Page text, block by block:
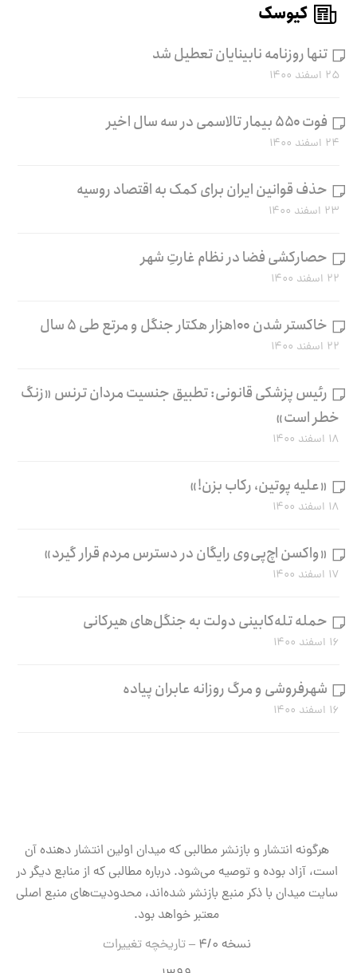
کیوسک
تنها روزنامه نابینایان تعطیل شد
۲۵ اسفند ۱۴۰۰
فوت ۵۵۰ بیمار تالاسمی در سه سال اخیر
۲۴ اسفند ۱۴۰۰
حذف قوانین ایران برای کمک به اقتصاد روسیه
۲۳ اسفند ۱۴۰۰
حصارکشی فضا در نظام غارتِ شهر
۲۲ اسفند ۱۴۰۰
خاکستر شدن ۱۰۰هزار هکتار جنگل و مرتع طی ۵ سال
۲۲ اسفند ۱۴۰۰
رئیس پزشکی قانونی: تطبیق جنسیت مردان ترنس «زنگ
خطر است»
۱۸ اسفند ۱۴۰۰
«علیه پوتین، رکاب بزن!»
۱۸ اسفند ۱۴۰۰
«واکسن اچ‌پی‌وی رایگان در دسترس مردم قرار گیرد»
۱۷ اسفند ۱۴۰۰
حمله تله‌کابینی دولت به جنگل‌های هیرکانی
۱۶ اسفند ۱۴۰۰
شهرفروشی و مرگ روزانه عابران پیاده
۱۶ اسفند ۱۴۰۰
هرگونه انتشار و بازنشر مطالبی که میدان اولین انتشار دهنده آن
است، آزاد بوده و توصیه می‌شود. درباره مطالبی که از منابع دیگر در
سایت میدان با ذکر منبع بازنشر شده‌اند، محدودیت‌های منبع اصلی
معتبر خواهد بود.
نسخه ۴/۰ –
تاریخچه تغییرات